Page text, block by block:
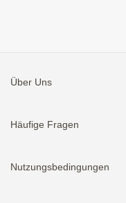
Über Uns
Häufige Fragen
Nutzungsbedingungen